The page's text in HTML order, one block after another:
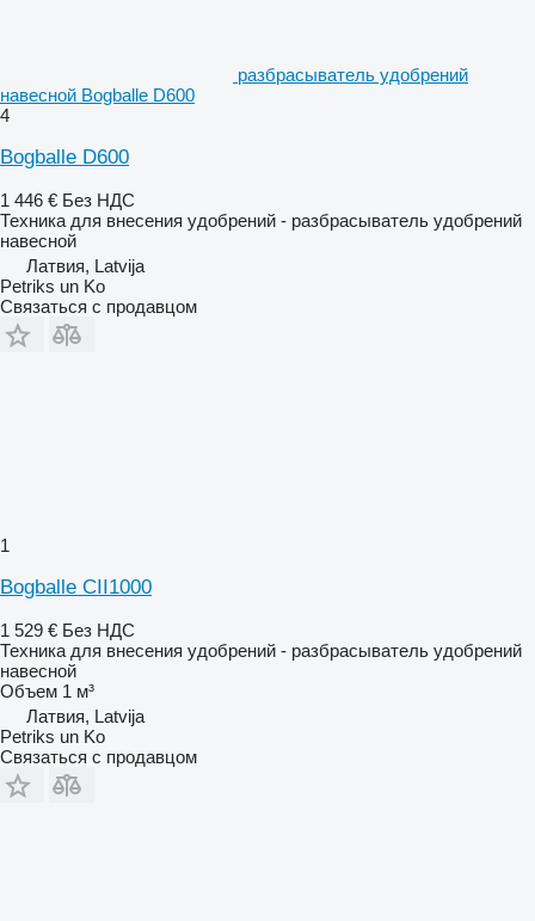
разбрасыватель удобрений
навесной Bogballe D600
4
Bogballe D600
1 446 € Без НДС
Техника для внесения удобрений - разбрасыватель удобрений
навесной
Латвия, Latvija
Petriks un Ko
Связаться с продавцом
1
Bogballe CII1000
1 529 € Без НДС
Техника для внесения удобрений - разбрасыватель удобрений
навесной
Объем 1 м³
Латвия, Latvija
Petriks un Ko
Связаться с продавцом